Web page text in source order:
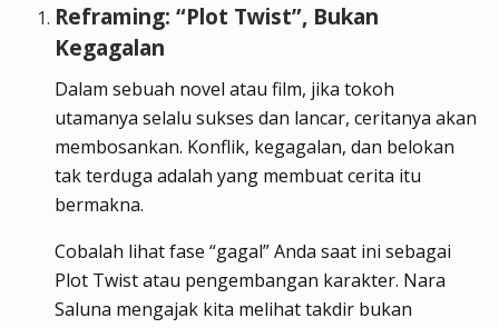
Reframing: “Plot Twist”, Bukan
Kegagalan
Dalam sebuah novel atau film, jika tokoh
utamanya selalu sukses dan lancar, ceritanya akan
membosankan. Konflik, kegagalan, dan belokan
tak terduga adalah yang membuat cerita itu
bermakna.
Cobalah lihat fase “gagal” Anda saat ini sebagai
Plot Twist atau pengembangan karakter. Nara
Saluna mengajak kita melihat takdir bukan